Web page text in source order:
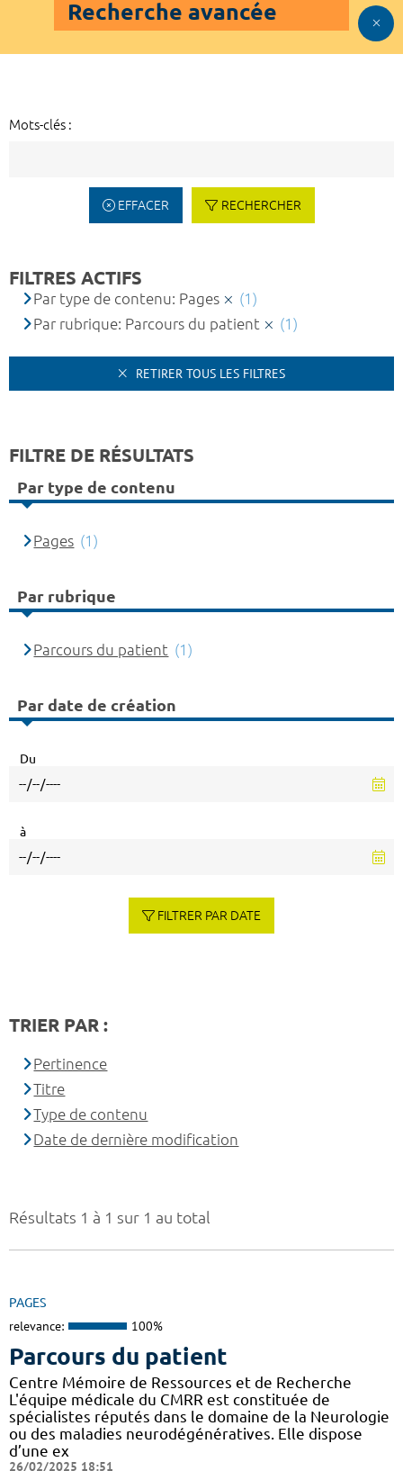
Recherche avancée
Mots-clés :
EFFACER RECHERCHER
Résultats 1 à 1 sur 1 au total
PAGES
relevance: 100%
Parcours du patient
Centre Mémoire de Ressources et de Recherche
L'équipe médicale du CMRR est constituée de
spécialistes réputés dans le domaine de la Neurologie
ou des maladies neurodégénératives. Elle dispose
d’une ex
26/02/2025 18:51
FILTRES ACTIFS
Par type de contenu: Pages
(1)
Par rubrique: Parcours du patient
(1)
RETIRER TOUS LES FILTRES
FILTRE DE RÉSULTATS
Par type de contenu
Pages (1)
Par rubrique
Parcours du patient (1)
Par date de création
Du
à
FILTRER PAR DATE
TRIER PAR :
Pertinence
Titre
Type de contenu
Date de dernière modification